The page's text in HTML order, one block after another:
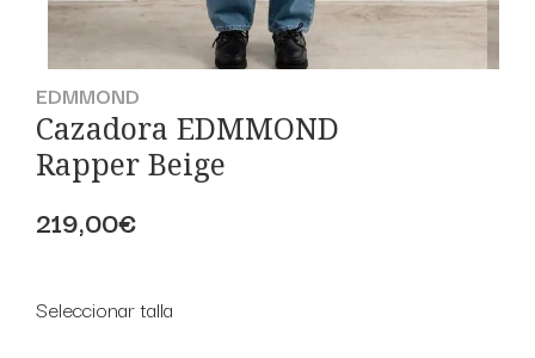
EDMMOND
Cazadora EDMMOND
Rapper Beige
219,00€
Seleccionar talla